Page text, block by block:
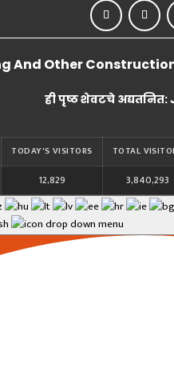
Other
ही पृष्ठ शेवटचे अद्यतनित:
TODAY'S VISITORS TOTAL
12,829 3,840,293